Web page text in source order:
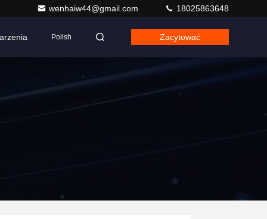
wenhaiw44@gmail.com 18025863648
Polish Zacytować